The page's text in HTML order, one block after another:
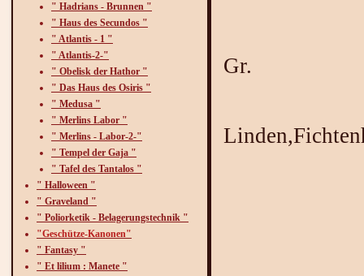
" Hadrians - Brunnen "
" Haus des Secundos "
" Atlantis - 1 "
" Atlantis-2-"
" Obelisk der Hathor "
" Das Haus des Osiris "
" Medusa "
" Merlins Labor "
" Merlins - Labor-2-"
" Tempel der Gaja "
" Tafel des Tantalos "
" Halloween "
" Graveland "
" Poliorketik - Belagerungstechnik "
"Geschütze-Kanonen"
" Fantasy "
" Et lilium : Manete "
Gr.